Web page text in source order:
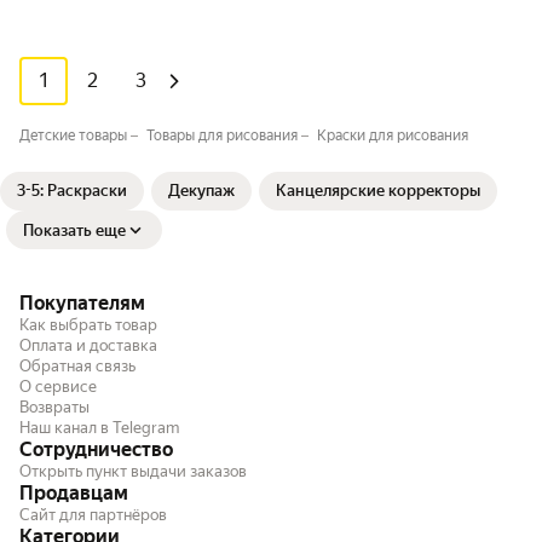
1 2 3
Детские товары Товары для рисования Краски для рисования
3-5: Раскраски Декупаж Канцелярские корректоры
Показать еще
Покупателям
Как выбрать товар
Оплата и доставка
Обратная связь
О сервисе
Возвраты
Наш канал в Telegram
Сотрудничество
Открыть пункт выдачи заказов
Продавцам
Сайт для партнёров
Категории